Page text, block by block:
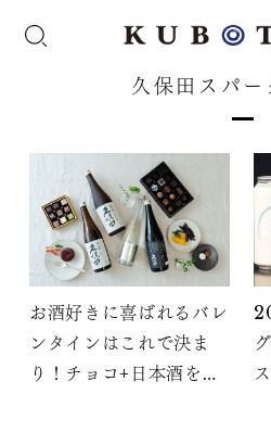
久保田スパー
お酒好きに喜ばれるバレ
ンタインはこれで決ま
り！チョコ+日本酒をプ